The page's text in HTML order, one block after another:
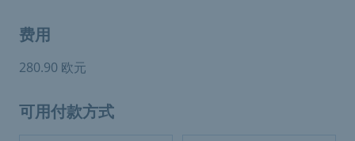
费用
280.90 欧元
可用付款方式